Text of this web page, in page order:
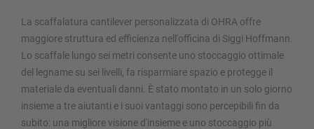
La scaffalatura cantilever personalizzata di OHRA offre
maggiore struttura ed efficienza nell'officina di Siggi Hoffmann.
Lo scaffale lungo sei metri consente uno stoccaggio ottimale
del legname su sei livelli, fa risparmiare spazio e protegge il
materiale da eventuali danni. È stato montato in un solo giorno
insieme a tre aiutanti e i suoi vantaggi sono percepibili fin da
subito: una migliore visione d'insieme e uno stoccaggio più